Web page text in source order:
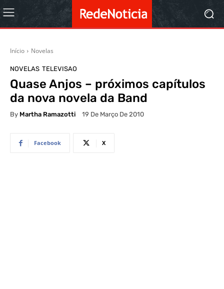
Início Novelas
NOVELAS TELEVISAO
Quase Anjos – próximos capítulos
da nova novela da Band
By Martha Ramazotti 19 De Março De 2010
Facebook X